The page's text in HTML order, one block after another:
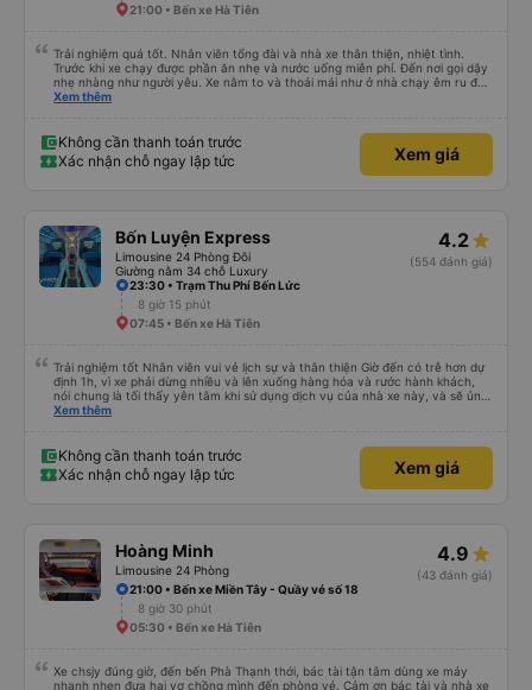
21:00 • Bến xe Hà Tiên
Trải nghiệm quá tốt. Nhân viên tổng đài và nhà xe thân thiện, nhiệt tình.
Trước khi xe chạy được phần ăn nhẹ và nước uống miễn phí. Đến nơi gọi dậy
nhẹ nhàng như người yêu. Xe nằm to và thoải mái như ở nhà chạy êm ru đến
nơi lúc nào không hay luôn. I had very good experience with this bus
woke us up as they were waking up up their lovers. If you are foreigners and
planning to take this bus, please don’t hesitate as the seats are big and
comfortable enough for you to sleep on.
Xem thêm
Không cần thanh toán trước
Xác nhận chỗ ngay lập tức
Xem giá
Bốn Luyện Express
Limousine 24 Phòng Đôi
Giường nằm 34 chỗ Luxury
4.2
(554 đánh giá)
23:30 • Trạm Thu Phí Bến Lức
8 giờ 15 phút
07:45 • Bến xe Hà Tiên
Trải nghiệm tốt Nhân viên vui vẻ lịch sự và thân thiện Giờ đến có trễ hơn dự
định 1h, vì xe phải dừng nhiều và lên xuống hàng hóa và rước hành khách,
nói chung là tối thấy yên tâm khi sử dụng dịch vụ của nhà xe này, và sẽ ủng
hộ và giới thiệu cho người thân sử dụng dịch vụ của nhà xe này
Xem thêm
Không cần thanh toán trước
Xác nhận chỗ ngay lập tức
Xem giá
Hoàng Minh
Limousine 24 Phòng
4.9
(43 đánh giá)
21:00 • Bến xe Miền Tây - Quầy vé số 18
8 giờ 30 phút
05:30 • Bến xe Hà Tiên
Xe chsjy đúng giờ, đến bến Phà Thạnh thới, bác tài tận tâm dùng xe máy
nhanh nhẹn đưa hai vợ chồng mình đến phòng vé. Cảm ơn bác tài và nhà xe